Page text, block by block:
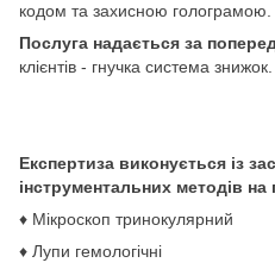
кодом та захисною голограмою.
Послуга надається за
клієнтів - гнучка система знижок.
Експертиза виконується із
інструментальних методів
♦ Мікроскоп тринокулярний
♦ Лупи гемологічні